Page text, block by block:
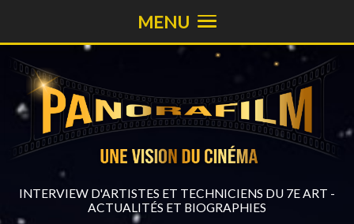
INTERVIEW D'ARTISTES ET TECHNICIENS DU 7E ART -
ACTUALITÉS ET BIOGRAPHIES
MENU